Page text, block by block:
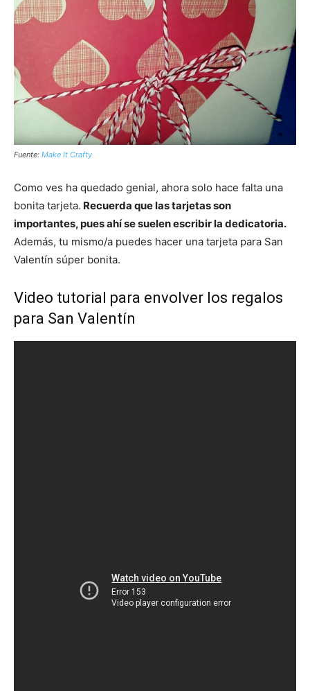
Fuente: Make It Crafty
Como ves ha quedado genial, ahora solo hace falta una
bonita tarjeta. Recuerda que las tarjetas son
importantes, pues ahí se suelen escribir la dedicatoria.
Además, tu mismo/a puedes hacer una tarjeta para San
Valentín súper bonita.
Video tutorial para envolver los regalos
para San Valentín